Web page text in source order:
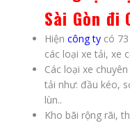
Sài Gòn đi
Hiện công ty có
các loại xe tải, xe
Các loại xe
tải như: đầu kéo,
lùn..
Kho bãi rộng rãi,